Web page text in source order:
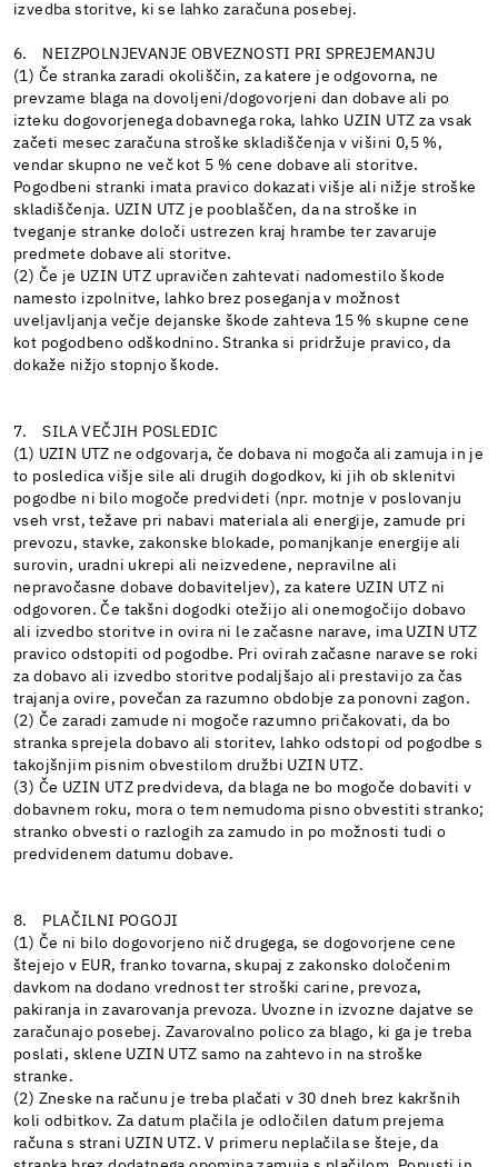
izvedba storitve, ki se lahko zaračuna posebej.
6. NEIZPOLNJEVANJE OBVEZNOSTI PRI SPREJEMANJU
(1) Če stranka zaradi okoliščin, za katere je odgovorna, ne
prevzame blaga na dovoljeni/dogovorjeni dan dobave ali po
izteku dogovorjenega dobavnega roka, lahko UZIN UTZ za vsak
začeti mesec zaračuna stroške skladiščenja v višini 0,5 %,
vendar skupno ne več kot 5 % cene dobave ali storitve.
Pogodbeni stranki imata pravico dokazati višje ali nižje stroške
skladiščenja. UZIN UTZ je pooblaščen, da na stroške in
tveganje stranke določi ustrezen kraj hrambe ter zavaruje
predmete dobave ali storitve.
(2) Če je UZIN UTZ upravičen zahtevati nadomestilo škode
namesto izpolnitve, lahko brez poseganja v možnost
uveljavljanja večje dejanske škode zahteva 15 % skupne cene
kot pogodbeno odškodnino. Stranka si pridržuje pravico, da
dokaže nižjo stopnjo škode.
7. SILA VEČJIH POSLEDIC
(1) UZIN UTZ ne odgovarja, če dobava ni mogoča ali zamuja in je
to posledica višje sile ali drugih dogodkov, ki jih ob sklenitvi
pogodbe ni bilo mogoče predvideti (npr. motnje v poslovanju
vseh vrst, težave pri nabavi materiala ali energije, zamude pri
prevozu, stavke, zakonske blokade, pomanjkanje energije ali
surovin, uradni ukrepi ali neizvedene, nepravilne ali
nepravočasne dobave dobaviteljev), za katere UZIN UTZ ni
odgovoren. Če takšni dogodki otežijo ali onemogočijo dobavo
ali izvedbo storitve in ovira ni le začasne narave, ima UZIN UTZ
pravico odstopiti od pogodbe. Pri ovirah začasne narave se roki
za dobavo ali izvedbo storitve podaljšajo ali prestavijo za čas
trajanja ovire, povečan za razumno obdobje za ponovni zagon.
(2) Če zaradi zamude ni mogoče razumno pričakovati, da bo
stranka sprejela dobavo ali storitev, lahko odstopi od pogodbe s
takojšnjim pisnim obvestilom družbi UZIN UTZ.
(3) Če UZIN UTZ predvideva, da blaga ne bo mogoče dobaviti v
dobavnem roku, mora o tem nemudoma pisno obvestiti stranko;
stranko obvesti o razlogih za zamudo in po možnosti tudi o
predvidenem datumu dobave.
8. PLAČILNI POGOJI
(1) Če ni bilo dogovorjeno nič drugega, se dogovorjene cene
štejejo v EUR, franko tovarna, skupaj z zakonsko določenim
davkom na dodano vrednost ter stroški carine, prevoza,
pakiranja in zavarovanja prevoza. Uvozne in izvozne dajatve se
zaračunajo posebej. Zavarovalno polico za blago, ki ga je treba
poslati, sklene UZIN UTZ samo na zahtevo in na stroške
stranke.
(2) Zneske na računu je treba plačati v 30 dneh brez kakršnih
koli odbitkov. Za datum plačila je odločilen datum prejema
računa s strani UZIN UTZ. V primeru neplačila se šteje, da